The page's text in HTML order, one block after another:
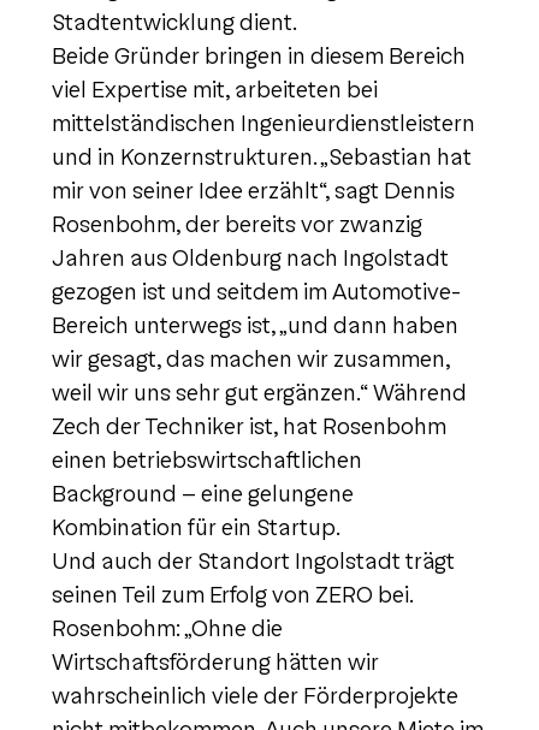
Stadtentwicklung dient.
Beide Gründer bringen in diesem Bereich
viel Expertise mit, arbeiteten bei
mittelständischen Ingenieurdienstleistern
und in Konzernstrukturen. „Sebastian hat
mir von seiner Idee erzählt“, sagt Dennis
Rosenbohm, der bereits vor zwanzig
Jahren aus Oldenburg nach Ingolstadt
gezogen ist und seitdem im Automotive-
Bereich unterwegs ist, „und dann haben
wir gesagt, das machen wir zusammen,
weil wir uns sehr gut ergänzen.“ Während
Zech der Techniker ist, hat Rosenbohm
einen betriebswirtschaftlichen
Background – eine gelungene
Kombination für ein Startup.
Und auch der Standort Ingolstadt trägt
seinen Teil zum Erfolg von ZERO bei.
Rosenbohm: „Ohne die
Wirtschaftsförderung hätten wir
wahrscheinlich viele der Förderprojekte